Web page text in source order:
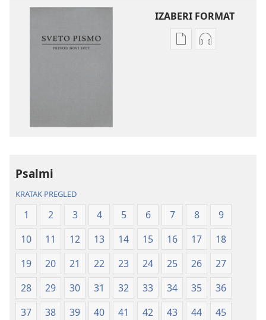
IZABERI FORMAT
Formati
(revidirano
izdanje
iz
2019)
Formati
(revidirano
izdanje
iz
2019)
Psalmi
KRATAK PREGLED
1 2 3 4 5 6 7 8
9
10
11 12 13 14 15 16 17
18
19
20 21 22 23 24 25 26
27
28
29 30 31 32 33 34 35
36
37
38 39 40 41 42 43 44
45